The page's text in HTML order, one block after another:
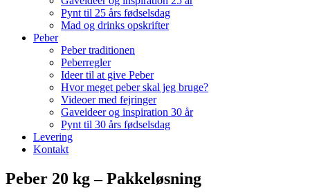
Pynt til 25 års fødselsdag
Mad og drinks opskrifter
Peber
Peber traditionen
Peberregler
Ideer til at give Peber
Hvor meget peber skal jeg bruge?
Videoer med fejringer
Gaveideer og inspiration 30 år
Pynt til 30 års fødselsdag
Levering
Kontakt
Peber 20 kg – Pakkeløsning